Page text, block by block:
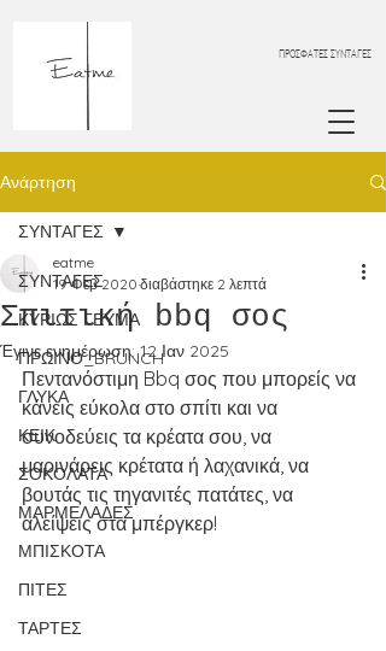
ΠΡΟΣΦΑΤΕΣ ΣΥΝΤΑΓΕΣ
Ανάρτηση
ΣΥΝΤΑΓΕΣ
ΚΥΡΙΩΣ ΓΕΥΜΑ
ΠΡΩΙΝΟ_BRUNCH
ΓΛΥΚΑ
ΚΕΙΚ
ΣΟΚΟΛΑΤΑ
ΜΑΡΜΕΛΑΔΕΣ
ΜΠΙΣΚΟΤΑ
ΠΙΤΕΣ
ΤΑΡΤΕΣ
ΣΥΝΤΑΓΕΣ
Σπιτική bbq σος
eatme
19 Φεβ 2020 διαβάστηκε 2 λεπτά
Έγινε ενημέρωση:12 Ιαν 2025
Πεντανόστιμη Bbq σος που μπορείς να
κάνεις εύκολα στο σπίτι και να
συνοδεύεις τα κρέατα σου, να
μαρινάρεις κρέτατα ή λαχανικά, να
βουτάς τις τηγανιτές πατάτες, να
αλείψεις στα μπέργκερ!